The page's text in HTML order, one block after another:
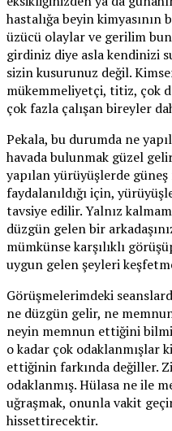
hastalığa beyin kimyasının
üzücü olaylar ve gerilim
girdiniz diye asla kendinizi
sizin kusurunuz değil.
mükemmeliyetçi, titiz, çok
çok fazla çalışan bireyler
Pekala, bu durumda ne
havada bulunmak güzel
yapılan yürüyüşlerde güneş
faydalanıldığı için,
tavsiye edilir. Yalnız
düzgün gelen bir
mümkünse karşılıklı
uygun gelen şeyleri
Görüşmelerimdeki
ne düzgün gelir, ne
neyin memnun ettiğini
o kadar çok odaklanmışlar
ettiğinin farkında değiller.
odaklanmış. Hülasa ne ile
uğraşmak, onunla vakit
hissettirecektir.